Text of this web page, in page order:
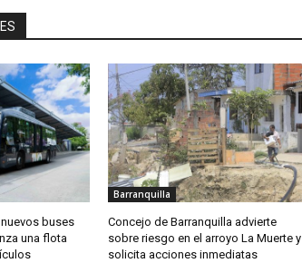
buses
una flota
Barranquilla
Concejo de Barranquilla advierte
sobre riesgo en el arroyo La Muerte y
solicita acciones inmediatas